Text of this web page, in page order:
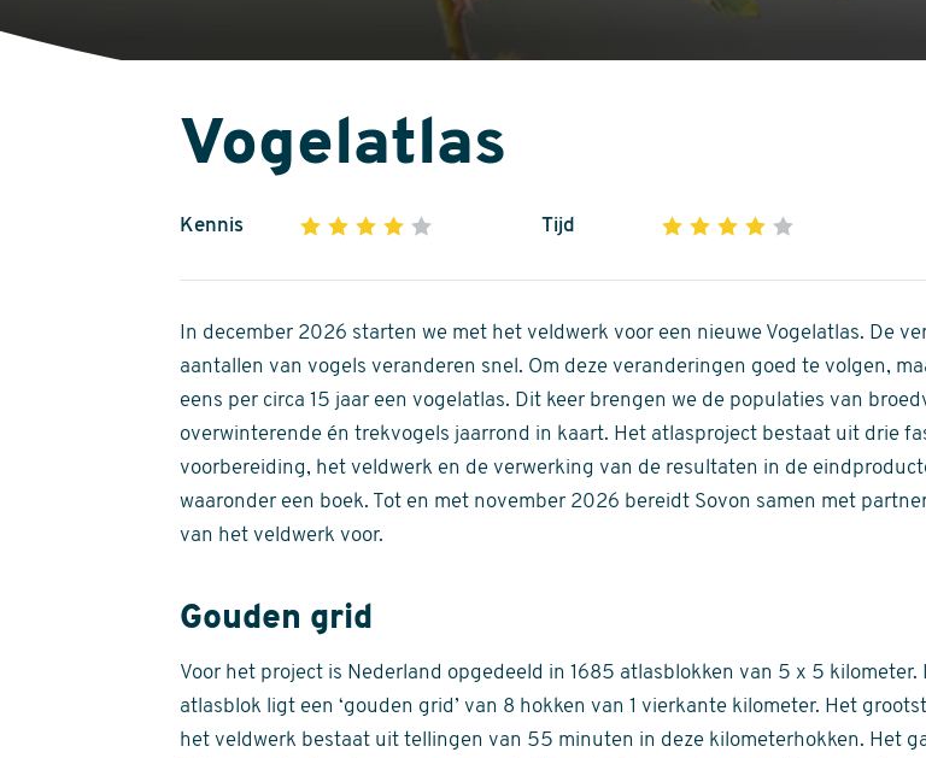
Vogelatlas
Kennis 1 2 3 4
of
5
stars
Tijd 1 2 3 4
of
5
stars
In december 2026 starten we met het veldwerk voor een nieuwe Vogelatlas. De
aantallen van vogels veranderen snel. Om deze veranderingen goed te volgen,
eens per circa 15 jaar een vogelatlas. Dit keer brengen we de populaties van
overwinterende én trekvogels jaarrond in kaart. Het atlasproject bestaat uit drie
voorbereiding, het veldwerk en de verwerking van de resultaten in de
waaronder een boek. Tot en met november 2026 bereidt Sovon samen met
van het veldwerk voor.
Gouden grid
Voor het project is Nederland opgedeeld in 1685 atlasblokken van 5 x 5 kilometer.
atlasblok ligt een ‘gouden grid’ van 8 hokken van 1 vierkante kilometer. Het
het veldwerk bestaat uit tellingen van 55 minuten in deze kilometerhokken. Het